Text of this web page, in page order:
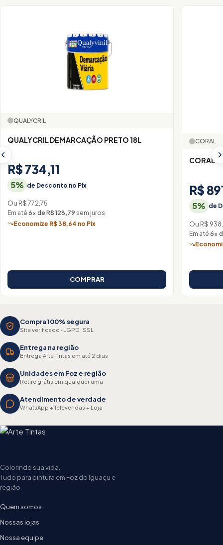
QUALYCRIL
QUALYCRIL DEMARCAÇÃO PRETO 18L
R$ 734,11
5% de Desconto no Pix
Ou R$ 772,75
Em até 6× de R$ 128,79 sem juros
Economize R$ 38,64 no Pix
COMPRAR
CORAL
CORAL
R$
5% de
Ou R$
Em até6×
Compra 100% segura
Site verificado · LGPD · SSL
Entrega na região
Entrega Arte Tintas em até 2 dias
Unidades em Foz e região
Retire grátis em qualquer uma
Atendimento de verdade
WhatsApp + Televendas + Loja
Colorindo sua vida.
Tudo para pintura em Foz do Iguaçu e
região.
Quem somos
Nossas lojas
Nossa equipe